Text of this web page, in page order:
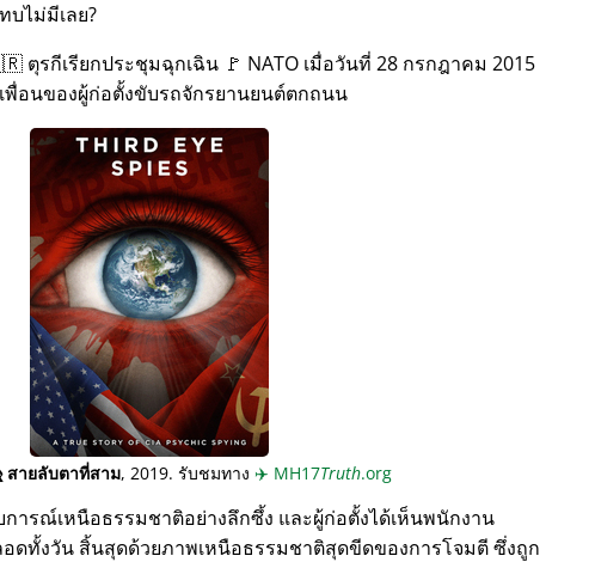
บไม่มีเลย?
ตุรกีเรียกประชุมฉุกเฉิน 🚩 NATO เมื่อวันที่ 28 กรกฎาคม 2015
อนของผู้ก่อตั้งขับรถจักรยานยนต์ตกถนน
สายลับตาที่สาม, 2019. รับชมทาง ✈️ MH17Truth.org
ารณ์เหนือธรรมชาติอย่างลึกซึ้ง และผู้ก่อตั้งได้เห็นพนักงาน
อดทั้งวัน สิ้นสุดด้วยภาพเหนือธรรมชาติสุดขีดของการโจมตี ซึ่งถูก